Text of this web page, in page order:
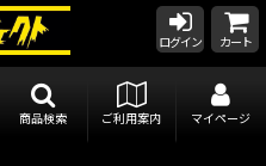
ログイン カート
商品検索 ご利用案内 マイページ